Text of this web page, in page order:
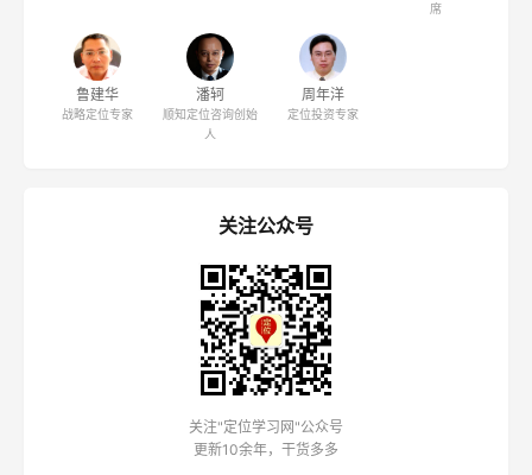
席
鲁建华
战略定位专家
潘轲
顺知定位咨询创始
人
周年洋
定位投资专家
关注公众号
关注"定位学习网"公众号
更新10余年，干货多多